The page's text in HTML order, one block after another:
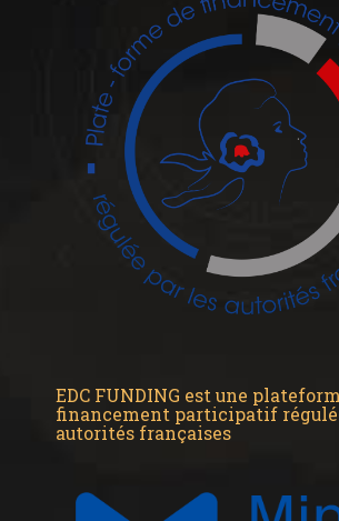
EDC FUNDING est une
financement participatif
autorités françaises